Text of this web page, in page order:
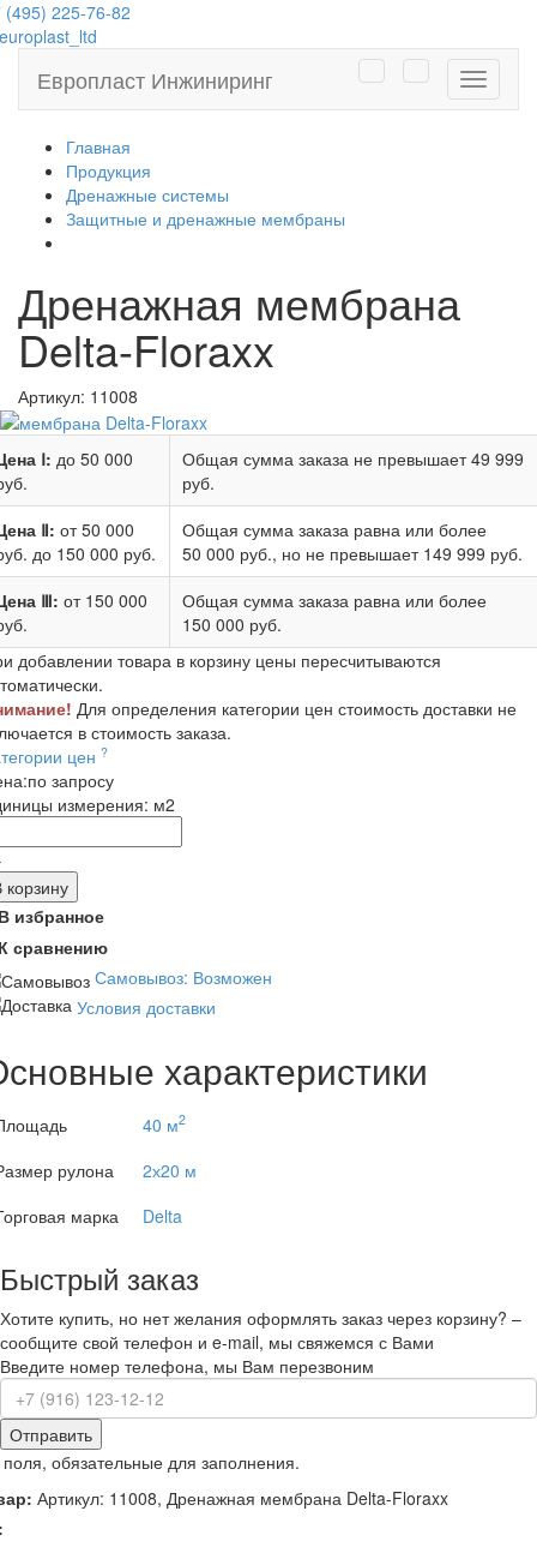
(495) 225-76-82
Европласт Инжиниринг
Главная
Продукция
Дренажные системы
Защитные и дренажные мембраны
Дренажная мембрана
Delta-Floraxx
Артикул: 11008
Ⅰ: до 50 000
Общая сумма заказа не превышает49 999
руб.
Ⅱ: от 50 000
до 150 000 руб.
Общая сумма заказа равна или более
50 000 руб., но не превышает 149 999 руб.
Ⅲ: от 150 000
Общая сумма заказа равна или более
150 000 руб.
добавлении товара в корзину цены пересчитываются
Для определения категории цен стоимость доставки не
в стоимость заказа.
цен ?
по запросу
измерения: м2
корзину
избранное
сравнению
Самовывоз: Возможен
Условия доставки
характеристики
40 м2
рулона
2х20 м
марка
Delta
Быстрый заказ
Хотите купить, но нет желания оформлять заказ через корзину? –
сообщите свой телефон и e-mail, мы свяжемся с Вами
Введите номер телефона, мы Вам перезвоним
Отправить
обязательные для заполнения.
Артикул: 11008, Дренажная мембрана Delta-Floraxx